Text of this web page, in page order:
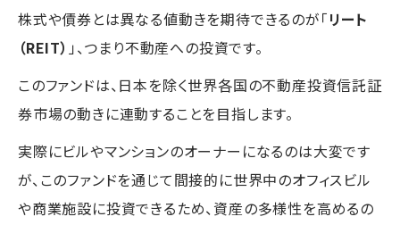
株式や債券とは異なる値動きを期待できるのが「リート
（REIT） 」、つまり不動産への投資です。
このファンドは、日本を除く世界各国の不動産投資信託証
券市場の動きに連動することを目指します。
実際にビルやマンションのオーナーになるのは大変です
が、このファンドを通じて間接的に世界中のオフィスビル
や商業施設に投資できるため、資産の多様性を高めるの